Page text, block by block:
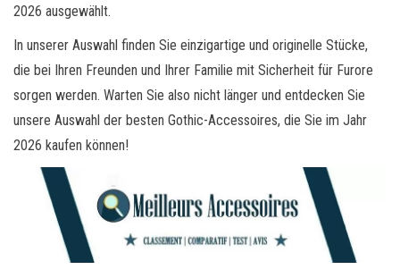
2026 ausgewählt.
In unserer Auswahl finden Sie einzigartige und originelle Stücke,
die bei Ihren Freunden und Ihrer Familie mit Sicherheit für Furore
sorgen werden. Warten Sie also nicht länger und entdecken Sie
unsere Auswahl der besten Gothic-Accessoires, die Sie im Jahr
2026 kaufen können!